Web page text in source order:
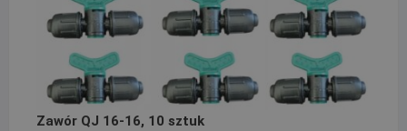
Zawór QJ 16-16, 10 sztuk